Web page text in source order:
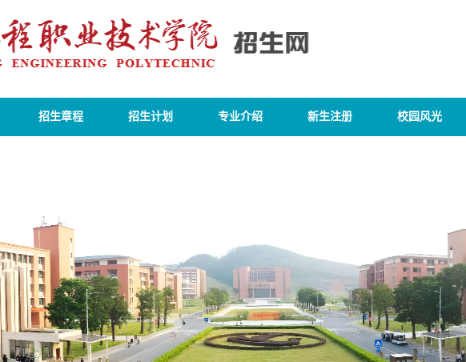
招生章程 招生计划 专业介绍 新生注册 校园风光